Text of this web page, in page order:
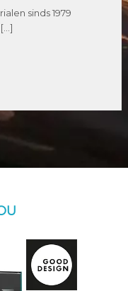
sinds 1979